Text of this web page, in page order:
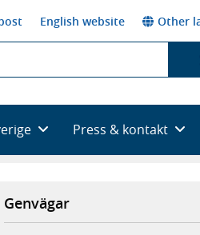
English website Other
Press & kontakt
Genvägar